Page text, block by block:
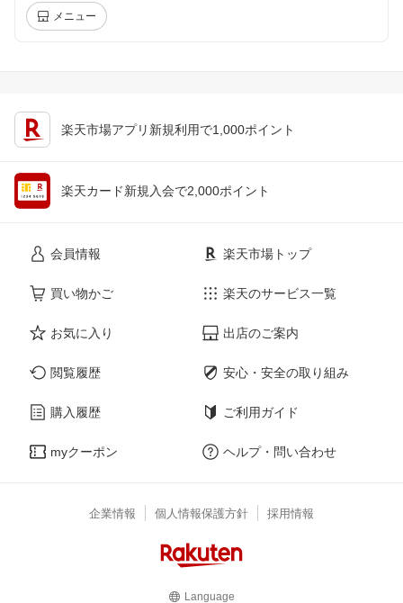
メニュー
楽天市場アプリ新規利用で1,000ポイント
楽天カード新規入会で2,000ポイント
会員情報
買い物かご
お気に入り
閲覧履歴
購入履歴
myクーポン
楽天市場トップ
楽天のサービス一覧
出店のご案内
安心・安全の取り組み
ご利用ガイド
ヘルプ・問い合わせ
企業情報 個人情報保護方針 採用情報
Language